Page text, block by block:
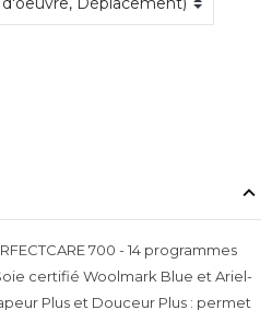
700 - 14 programmes
certifié Woolmark Blue et Ariel-
Plus et Douceur Plus : permet